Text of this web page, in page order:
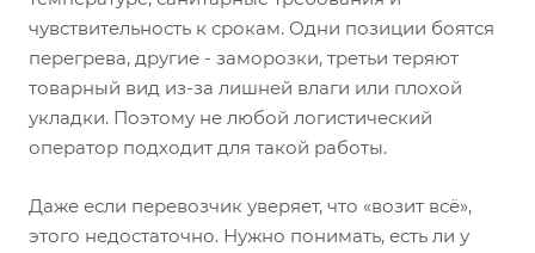
чувствительность к срокам. Одни позиции боятся
перегрева, другие - заморозки, третьи теряют
товарный вид из-за лишней влаги или плохой
укладки. Поэтому не любой логистический
оператор подходит для такой работы.
Даже если перевозчик уверяет, что «возит всё»,
этого недостаточно. Нужно понимать, есть ли у